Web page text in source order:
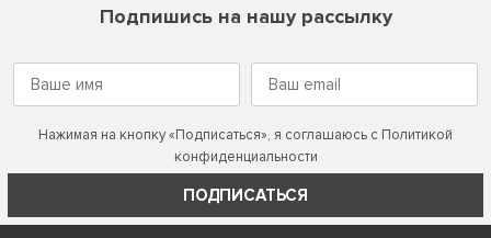
Подпишись на нашу рассылку
Нажимая на кнопку «Подписаться», я соглашаюсь с Политикой
конфиденциальности
ПОДПИСАТЬСЯ